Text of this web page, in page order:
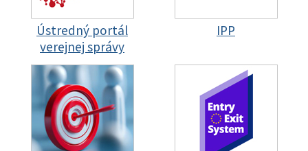
Ústredný portál
verejnej správy
IPP